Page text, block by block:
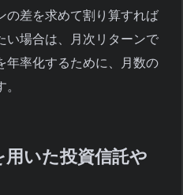
の差を求めて割り算すれば
い場合は、月次リターンで
年率化するために、月数の
いた投資信託や